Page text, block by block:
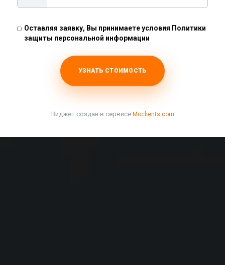
Московский
Оставляя заявку, Вы принимаете условия Политики
защиты персональной информации
УЗНАТЬ СТОИМОСТЬ
Виджет создан в сервисе Moclients.com